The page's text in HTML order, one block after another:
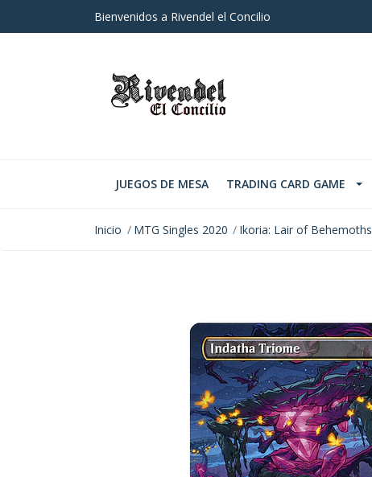
Bienvenidos a Rivendel el Concilio
JUEGOS DE MESA TRADING CARD GAME
Inicio MTG Singles 2020 Ikoria: Lair of Behemoths